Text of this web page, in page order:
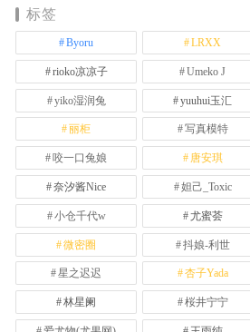
标签
Byoru LRXX
rioko凉凉子 Umeko J
yiko湿润兔 yuuhui玉汇
丽柜 写真模特
咬一口兔娘 唐安琪
奈汐酱Nice 妲己_Toxic
小仓千代w 尤蜜荟
微密圈 抖娘-利世
星之迟迟 杏子Yada
林星阑 桜井宁宁